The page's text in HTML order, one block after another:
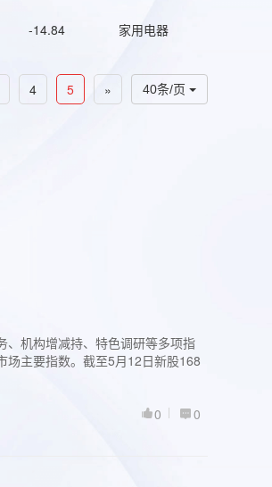
-14.84 家用电器
40条/页
4 5 »
、机构增减持、特色调研等多项指
场主要指数。截至5月12日新股168
0
0